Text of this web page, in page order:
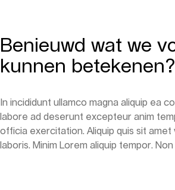
Benieuwd wat we
kunnen betekenen?
In incididunt ullamco magna aliquip ea
labore ad deserunt excepteur anim
officia exercitation. Aliquip quis sit amet
laboris. Minim Lorem aliquip tempor. Non